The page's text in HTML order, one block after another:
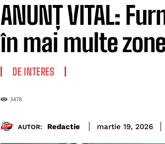
ANUNȚ VITAL:
în mai multe
DE INTERES
3478
AUTOR: Redactie martie 19, 2026